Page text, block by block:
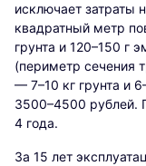
исключает затраты
квадратный метр
грунта и 120–150 г
(периметр сечения
— 7–10 кг грунта и
3500–4500 рублей.
4 года.
За 15 лет